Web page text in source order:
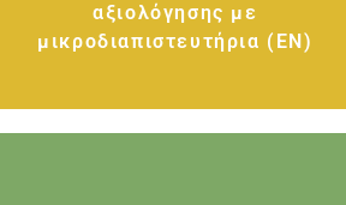
αξιολόγησης με
μικροδιαπιστευτήρια (EN)
αξιολόγησης με
μικροδιαπιστευτήρια (EN)